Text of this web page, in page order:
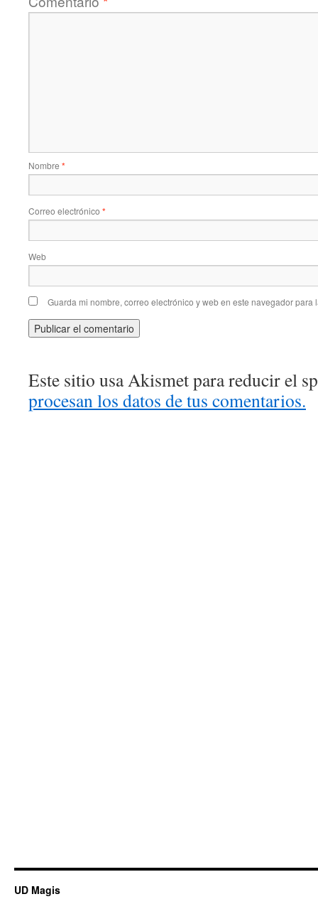
Nombre *
Correo electrónico *
Web
Guarda mi nombre, correo electrónico y web en este navegador para
Este sitio usa Akismet para reducir el
procesan los datos de tus comentarios.
UD Magis